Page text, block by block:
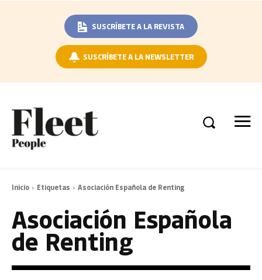
SUSCRÍBETE A LA REVISTA
SUSCRÍBETE A LA NEWSLETTER
Inicio Etiquetas Asociación Española de Renting
Asociación Española
de Renting